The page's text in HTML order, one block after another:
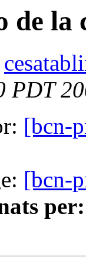
de la
PDT
[bcn-
[bcn-
per: